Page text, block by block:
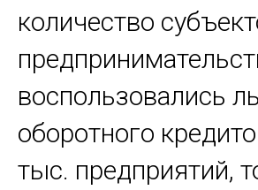
количество
воспользовались
оборотного
тыс. предприятий,